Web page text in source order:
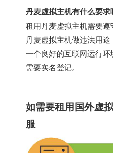
丹麦虚拟主机有什么要求
租用丹麦虚拟主机需要
丹麦虚拟主机做违法用
一个良好的互联网运行
需要实名登记。
如需要租用国外虚
服